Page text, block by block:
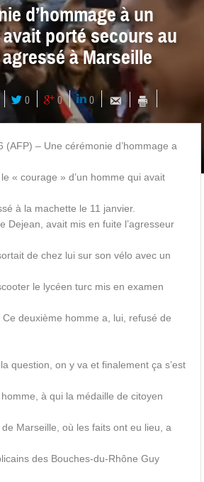
d’hommage à un
porté secours au
à Marseille
0 0 0
(AFP) – Une cérémonie d’hommage a
« courage » d’un homme qui avait
à la machette le 11 janvier.
Dejean, avait mis en fuite l’agresseur
de chez lui sur son vélo avec un
le lycéen turc mis en examen
deuxième homme a, lui, refusé de
question, on y va et finalement ça s’est
à qui la médaille de citoyen
Marseille, où les faits ont eu lieu, a
des Bouches-du-Rhône Guy